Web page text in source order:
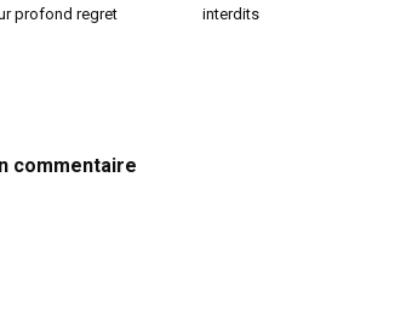
profond regret
interdits
commentaire